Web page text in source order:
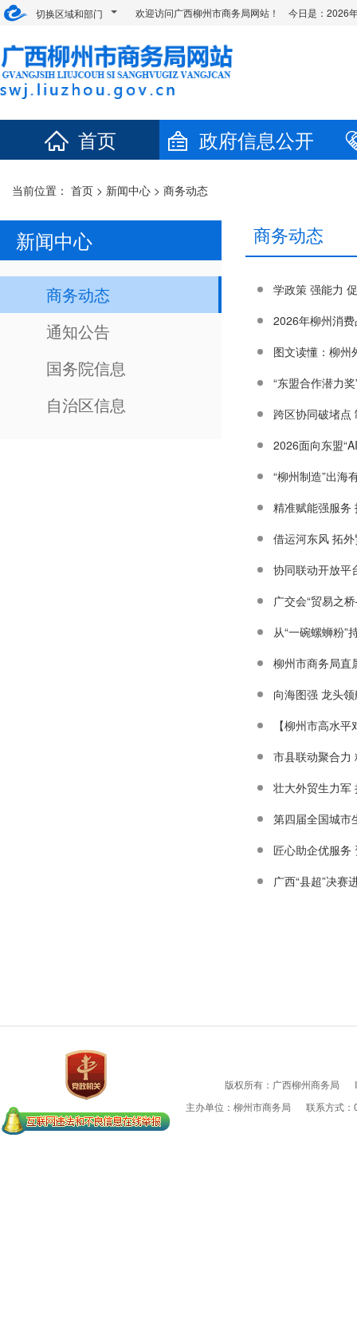
切换区域和部门 欢迎访问广西柳州市商务局网站！ 今日是： 2026
首页 政府信息公开
当前位置： 首页 > 新闻中心 > 商务动态
新闻中心
商务动态
通知公告
国务院信息
自治区信息
商务动态
学政策 强能力
2026年柳州消
图文读懂：柳
“东盟合作潜力
2026面向东盟
“柳州制造”出海
精准赋能强服
借运河东风 拓
协同联动开放平
广交会“贸易之
从“一碗螺蛳粉”
柳州市商务局直
向海图强 龙头
【柳州市高水
市县联动聚合力
壮大外贸生力军
第四届全国城市
广西“县超”决赛
版权所有：广西柳州商务局
主办单位：柳州市商务局
联系方式